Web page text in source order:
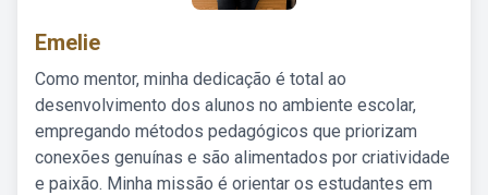
Emelie
Como mentor, minha dedicação é total ao
desenvolvimento dos alunos no ambiente escolar,
empregando métodos pedagógicos que priorizam
conexões genuínas e são alimentados por criatividade
e paixão. Minha missão é orientar os estudantes em